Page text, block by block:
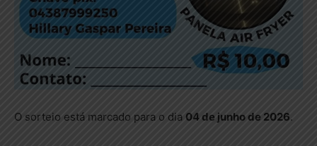
O sorteio está marcado para o dia 04 de junho de 2026.